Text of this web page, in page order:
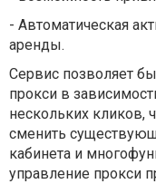
- Автоматическая
аренды.
Сервис позволяет
прокси в
нескольких кликов,
сменить
кабинета и
управление прокси